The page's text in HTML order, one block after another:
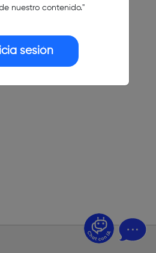
nuestro contenido."
sesión